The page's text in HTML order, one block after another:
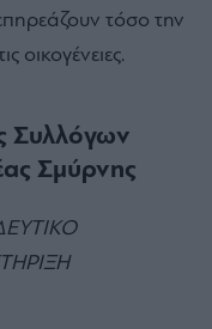
τόσο την
οικογένειες.
Συλλόγων
Σμύρνης